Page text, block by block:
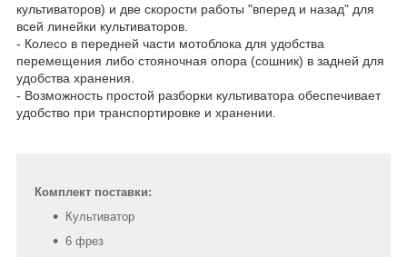
культиваторов) и две скорости работы "вперед и назад" для
всей линейки культиваторов.
- Колесо в передней части мотоблока для удобства
перемещения либо стояночная опора (сошник) в задней для
удобства хранения.
- Возможность простой разборки культиватора обеспечивает
удобство при транспортировке и хранении.
Комплект поставки:
Культиватор
6 фрез